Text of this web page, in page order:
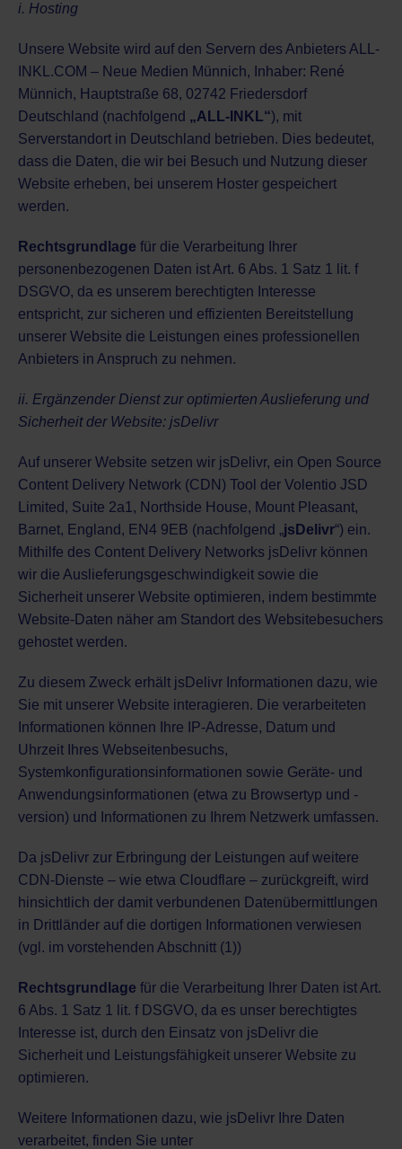
i. Hosting
Unsere Website wird auf den Servern des Anbieters ALL-
INKL.COM – Neue Medien Münnich, Inhaber: René
Münnich, Hauptstraße 68, 02742 Friedersdorf
Deutschland (nachfolgend „ALL-INKL“), mit
Serverstandort in Deutschland betrieben. Dies bedeutet,
dass die Daten, die wir bei Besuch und Nutzung dieser
Website erheben, bei unserem Hoster gespeichert
werden.
Rechtsgrundlage für die Verarbeitung Ihrer
personenbezogenen Daten ist Art. 6 Abs. 1 Satz 1 lit. f
DSGVO, da es unserem berechtigten Interesse
entspricht, zur sicheren und effizienten Bereitstellung
unserer Website die Leistungen eines professionellen
Anbieters in Anspruch zu nehmen.
ii. Ergänzender Dienst zur optimierten Auslieferung und
Sicherheit der Website: jsDelivr
Auf unserer Website setzen wir jsDelivr, ein Open Source
Content Delivery Network (CDN) Tool der Volentio JSD
Limited, Suite 2a1, Northside House, Mount Pleasant,
Barnet, England, EN4 9EB (nachfolgend „jsDelivr“) ein.
Mithilfe des Content Delivery Networks jsDelivr können
wir die Auslieferungsgeschwindigkeit sowie die
Sicherheit unserer Website optimieren, indem bestimmte
Website-Daten näher am Standort des Websitebesuchers
gehostet werden.
Zu diesem Zweck erhält jsDelivr Informationen dazu, wie
Sie mit unserer Website interagieren. Die verarbeiteten
Informationen können Ihre IP-Adresse, Datum und
Uhrzeit Ihres Webseitenbesuchs,
Systemkonfigurationsinformationen sowie Geräte- und
Anwendungsinformationen (etwa zu Browsertyp und -
version) und Informationen zu Ihrem Netzwerk umfassen.
Da jsDelivr zur Erbringung der Leistungen auf weitere
CDN-Dienste – wie etwa Cloudflare – zurückgreift, wird
hinsichtlich der damit verbundenen Datenübermittlungen
in Drittländer auf die dortigen Informationen verwiesen
(vgl. im vorstehenden Abschnitt (1))
Rechtsgrundlage für die Verarbeitung Ihrer Daten ist Art.
6 Abs. 1 Satz 1 lit. f DSGVO, da es unser berechtigtes
Interesse ist, durch den Einsatz von jsDelivr die
Sicherheit und Leistungsfähigkeit unserer Website zu
optimieren.
Weitere Informationen dazu, wie jsDelivr Ihre Daten
verarbeitet, finden Sie unter